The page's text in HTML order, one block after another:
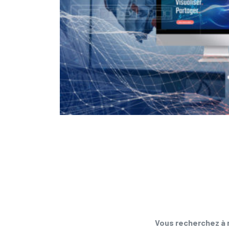
CEETRON
Vous recherchez à